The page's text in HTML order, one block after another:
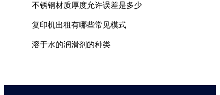
不锈钢材质厚度允许误差是多少
复印机出租有哪些常见模式
溶于水的润滑剂的种类